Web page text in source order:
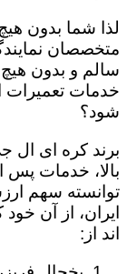
لذا شما بدون
متخصصان
سالم و بدون هیچ
خدمات
شود؟
برند کره ای ال
بالا، خدمات
توانسته سهم
ایران، از آن
اند از: